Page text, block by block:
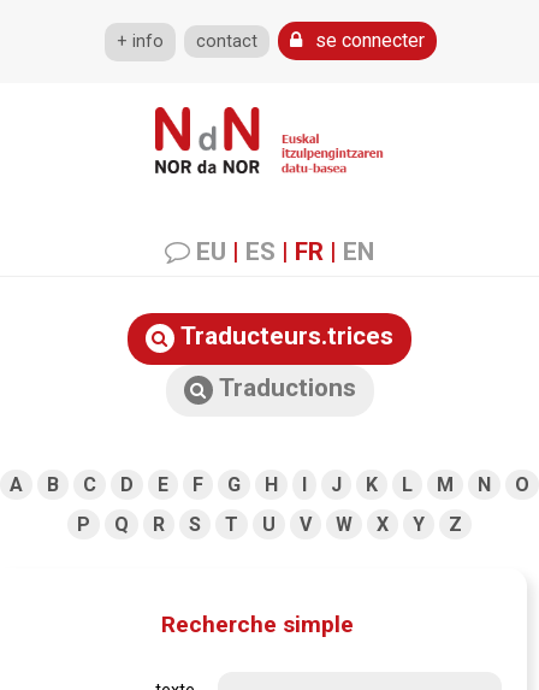
+ info contact se connecter
EU | ES | FR | EN
Traducteurs.trices
Traductions
A B C D E F G H I J K L M N
O
P
Q R S T U V W X Y Z
Recherche simple